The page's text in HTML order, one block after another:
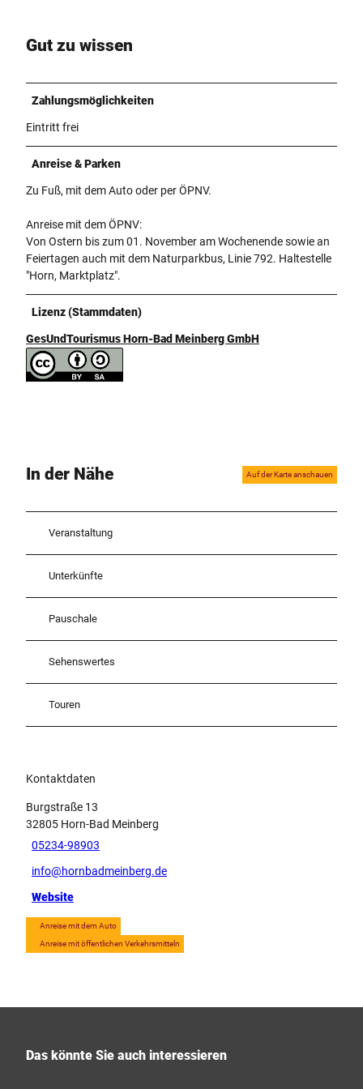
Gut zu wissen
Zahlungsmöglichkeiten
Eintritt frei
Anreise & Parken
Zu Fuß, mit dem Auto oder per ÖPNV.
Anreise mit dem ÖPNV:
Von Ostern bis zum 01. November am Wochenende sowie an
Feiertagen auch mit dem Naturparkbus, Linie 792. Haltestelle
"Horn, Marktplatz".
Lizenz (Stammdaten)
GesUndTourismus Horn-Bad Meinberg GmbH
In der Nähe Auf der Karte anschauen
Veranstaltung
Unterkünfte
Pauschale
Sehenswertes
Touren
Kontaktdaten
Burgstraße 13
32805 Horn-Bad Meinberg
05234-98903
info@hornbadmeinberg.de
Website
Anreise mit dem Auto
Anreise mit öffentlichen Verkehrsmitteln
Das könnte Sie auch interessieren